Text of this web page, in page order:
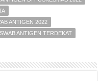
ANTIGEN 2022
SWAB ANTIGEN TERDEKAT